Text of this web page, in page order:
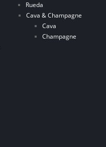
Rueda
Cava & Champagne
Cava
Champagne